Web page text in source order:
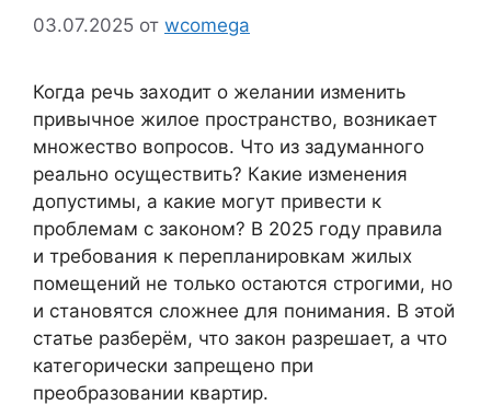
03.07.2025 от wcomega
Когда речь заходит о желании изменить
привычное жилое пространство, возникает
множество вопросов. Что из задуманного
реально осуществить? Какие изменения
допустимы, а какие могут привести к
проблемам с законом? В 2025 году правила
и требования к перепланировкам жилых
помещений не только остаются строгими, но
и становятся сложнее для понимания. В этой
статье разберём, что закон разрешает, а что
категорически запрещено при
преобразовании квартир.